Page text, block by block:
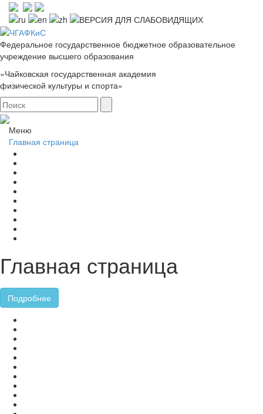
Федеральное государственное бюджетное образовательное
учреждение высшего образования
«Чайковская государственная академия
физической культуры и спорта»
Меню
Главная страница
Главная страница
Подробнее